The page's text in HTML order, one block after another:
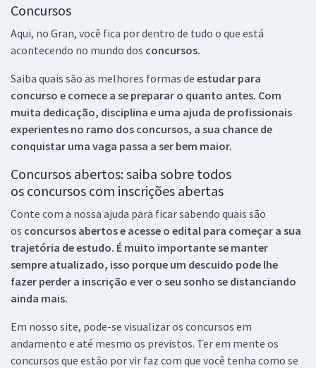
Concursos
Aqui, no Gran, você fica por dentro de tudo o que está
acontecendo no mundo dos concursos.
Saiba quais são as melhores formas de estudar para
concurso e comece a se preparar o quanto antes. Com
muita dedicação, disciplina e uma ajuda de profissionais
experientes no ramo dos concursos, a sua chance de
conquistar uma vaga passa a ser bem maior.
Concursos abertos: saiba sobre todos
os concursos com inscrições abertas
Conte com a nossa ajuda para ficar sabendo quais são
os concursos abertos e acesse o edital para começar a sua
trajetória de estudo. É muito importante se manter
sempre atualizado, isso porque um descuido pode lhe
fazer perder a inscrição e ver o seu sonho se distanciando
ainda mais.
Em nosso site, pode-se visualizar os concursos em
andamento e até mesmo os previstos. Ter em mente os
concursos que estão por vir faz com que você tenha como se